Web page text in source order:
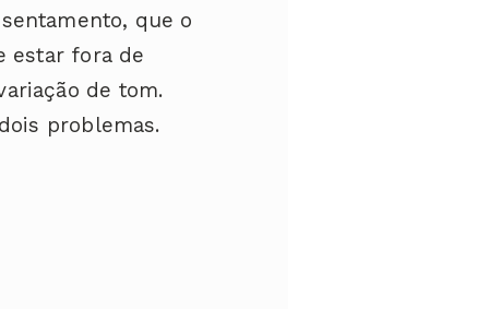
que o
estar fora de
de tom.
problemas.